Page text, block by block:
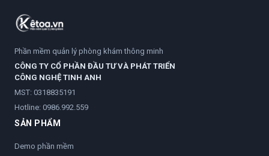
Phần mềm quản lý phòng khám thông minh
CÔNG TY CỔ PHẦN ĐẦU TƯ VÀ PHÁT TRIỂN
CÔNG NGHỆ TINH ANH
MST: 0318835191
Hotline: 0986.992.559
SẢN PHẨM
Demo phần mềm